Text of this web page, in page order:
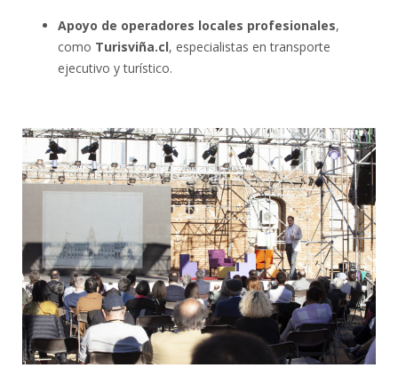
Apoyo de operadores locales profesionales,
como Turisviña.cl, especialistas en transporte
ejecutivo y turístico.